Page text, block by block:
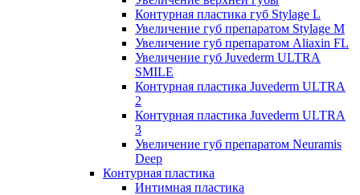
Контурная пластика губ Stylage L
Увеличение губ препаратом Stylage M
Увеличение губ препаратом Aliaxin FL
Увеличение губ Juvederm ULTRA
SMILE
Контурная пластика Juvederm ULTRA
2
Контурная пластика Juvederm ULTRA
3
Увеличение губ препаратом Neuramis
Deep
Контурная пластика
Интимная пластика